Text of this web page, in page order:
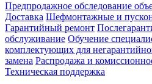
Предпродажное обследование
Доставка Шефмонтажные и
Гарантийный ремонт
обслуживание Обучение
комплектующих для
замена Распродажа и
Техническая поддержка